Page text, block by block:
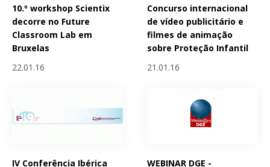
10.º workshop Scientix
decorre no Future
Classroom Lab em
Bruxelas
22.01.16
Concurso internacional
de vídeo publicitário e
filmes de animação
sobre Proteção Infantil
21.01.16
IV Conferência Ibérica
WEBINAR DGE -